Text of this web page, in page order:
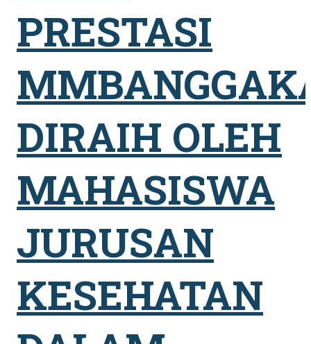
PRESTASI
DIRAIH OLEH
MAHASISWA
JURUSAN
KESEHATAN